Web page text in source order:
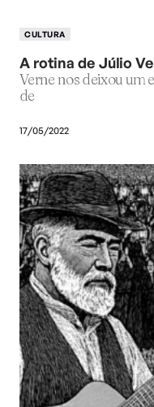
CULTURA
A rotina de Júlio
Verne nos deixou um
de
17/05/2022